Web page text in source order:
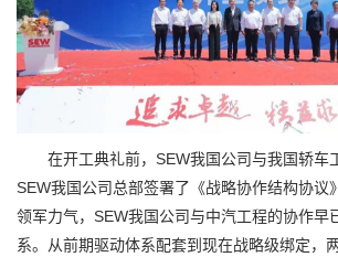
在开工典礼前，SEW我国公司与我国轿车
SEW我国公司总部签署了《战略协作结构协议
领军力气，SEW我国公司与中汽工程的协作早
系。从前期驱动体系配套到现在战略级绑定，